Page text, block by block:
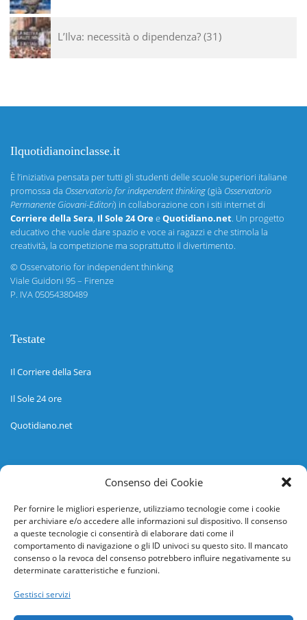
Consenso dei Cookie
Per fornire le migliori esperienze, utilizziamo tecnologie come i cookie
per archiviare e/o accedere alle informazioni sul dispositivo. Il consenso
a queste tecnologie ci consentirà di elaborare dati come il
comportamento di navigazione o gli ID univoci su questo sito. Il mancato
consenso o la revoca del consenso potrebbero influire negativamente su
determinate caratteristiche e funzioni.
Gestisci servizi
L’Ilva: necessità o dipendenza? 31
Ilquotidianoinclasse.it
È l’iniziativa pensata per tutti gli studenti delle scuole superiori italiane
promossa da Osservatorio for independent thinking(già Osservatorio
Permanente Giovani-Editori) in collaborazione con i siti internet di
Corriere della Sera, Il Sole 24 OreeQuotidiano.net. Un progetto
educativo che vuole dare spazio e voce ai ragazzi e che stimola la
creatività, la competizione ma soprattutto il divertimento.
©Osservatorio for independent thinking
Viale Guidoni 95 – Firenze
P. IVA 05054380489
Testate
Il Corriere della Sera
Il Sole 24 ore
Quotidiano.net
Informazioni
Help desk
Guida rapida